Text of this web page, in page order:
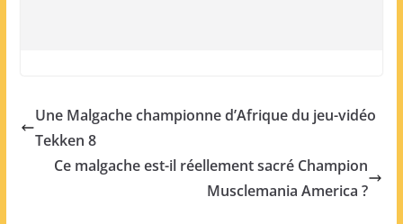
Une Malgache championne d’Afrique du jeu-vidéo
Tekken 8
Ce malgache est-il réellement sacré Champion
Musclemania America ?